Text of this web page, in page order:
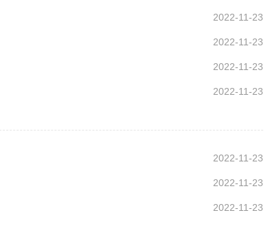
2022-11-23
2022-11-23
2022-11-23
2022-11-23
2022-11-23
2022-11-23
2022-11-23